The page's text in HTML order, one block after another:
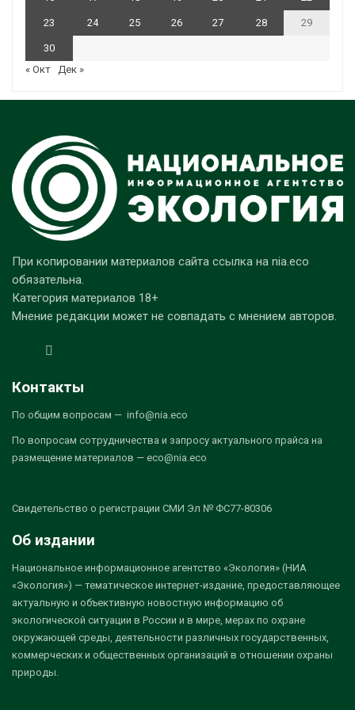
23 24 25 26 27 28 29
30
« Окт
Дек »
При копировании материалов сайта ссылка на nia.eco
обязательна.
Категория материалов 18+
Мнение редакции может не совпадать с мнением авторов.
Контакты
По общим вопросам — info@nia.eco
По вопросам сотрудничества и запросу актуального прайса на
размещение материалов — eco@nia.eco
Свидетельство о регистрации СМИ Эл № ФС77-80306
Об издании
Национальное информационное агентство «Экология» (НИА
«Экология») — тематическое интернет-издание, предоставляющее
актуальную и объективную новостную информацию об
экологической ситуации в России и в мире, мерах по охране
окружающей среды, деятельности различных государственных,
коммерческих и общественных организаций в отношении охраны
природы.